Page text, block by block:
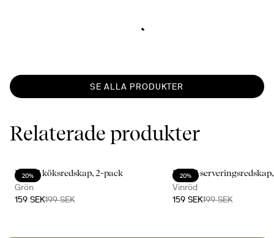
SE ALLA PRODUKTER
Relaterade produkter
20%
Daniel köksredskap, 2-pack
Grön
159 SEK199 SEK
20%
Daniel
Vinröd
159 SEK199 SEK